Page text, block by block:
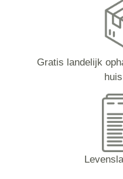
Gratis landelijk